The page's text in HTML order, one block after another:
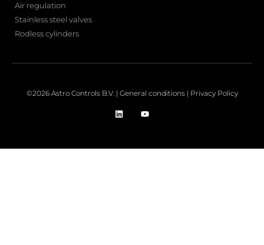
Air regulation
Stainless steel valves
Rodless cylinders
©2026 Astro Controls B.V. | General conditions| Privacy Policy